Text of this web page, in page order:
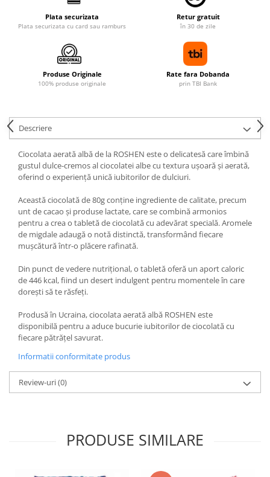
Plata securizata
Plata securizata cu card sau ramburs
Retur gratuit
în 30 de zile
Produse Originale
100% produse originale
Rate fara Dobanda
prin TBI Bank
Descriere
Ciocolata aerată albă de la ROSHEN este o delicatesă care îmbină
gustul dulce-cremos al ciocolatei albe cu textura ușoară și aerată,
oferind o experiență unică iubitorilor de dulciuri.
Această ciocolată de 80g conține ingrediente de calitate, precum
unt de cacao și produse lactate, care se combină armonios
pentru a crea o tabletă de ciocolată cu adevărat specială. Aromele
de migdale adaugă o notă distinctă, transformând fiecare
mușcătură într-o plăcere rafinată.
Din punct de vedere nutrițional, o tabletă oferă un aport caloric
de 446 kcal, fiind un desert indulgent pentru momentele în care
dorești să te răsfeți.
Produsă în Ucraina, ciocolata aerată albă ROSHEN este
disponibilă pentru a aduce bucurie iubitorilor de ciocolată cu
fiecare pătrățel savurat.
Informatii conformitate produs
Review-uri(0)
PRODUSE SIMILARE